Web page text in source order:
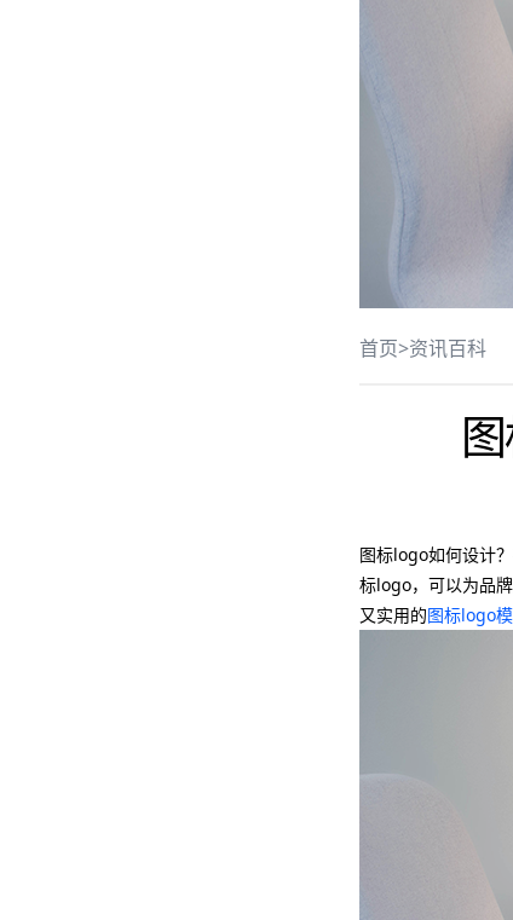
首页>资讯百科
图标logo如何设计
标logo，可以为品
又实用的图标logo